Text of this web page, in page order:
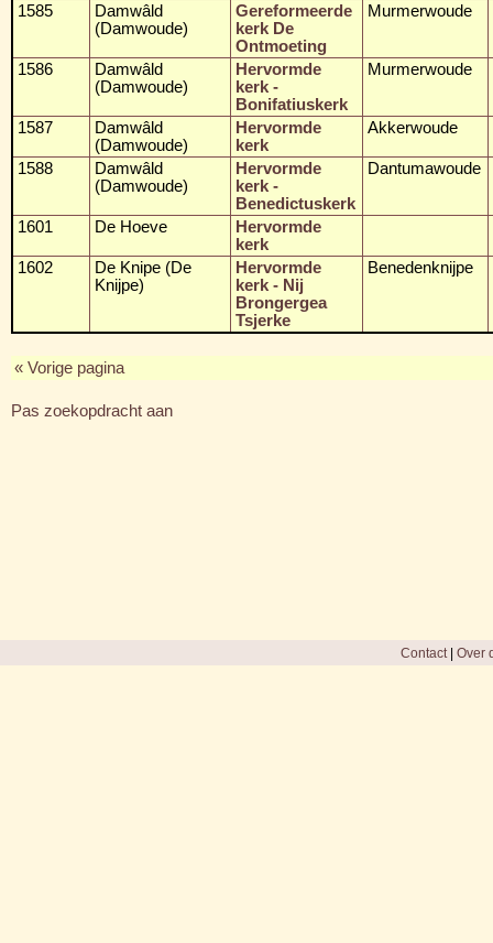
1585
Damwâld
(Damwoude)
Gereformeerde
kerk De
Ontmoeting
Murmerwoude
1586
Damwâld
(Damwoude)
Hervormde
kerk -
Bonifatiuskerk
Murmerwoude
1587
Damwâld
(Damwoude)
Hervormde
kerk
Akkerwoude
1588
Damwâld
(Damwoude)
Hervormde
kerk -
Benedictuskerk
Dantumawoude
1601 De Hoeve
Hervormde
kerk
1602
De Knipe (De
Knijpe)
Hervormde
kerk - Nij
Brongergea
Tsjerke
Benedenknijpe
« Vorige pagina
Pas zoekopdracht aan
Contact| Over